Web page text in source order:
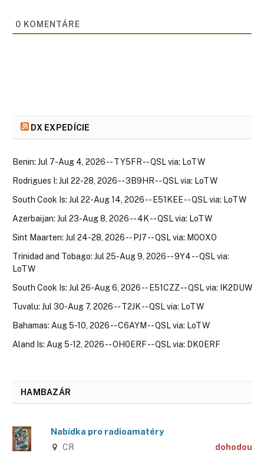
0 KOMENTÁRE
DX EXPEDÍCIE
Benin: Jul 7-Aug 4, 2026 -- TY5FR -- QSL via: LoTW
Rodrigues I: Jul 22-28, 2026 -- 3B9HR -- QSL via: LoTW
South Cook Is: Jul 22-Aug 14, 2026 -- E51KEE -- QSL via: LoTW
Azerbaijan: Jul 23-Aug 8, 2026 -- 4K -- QSL via: LoTW
Sint Maarten: Jul 24-28, 2026 -- PJ7 -- QSL via: M0OXO
Trinidad and Tobago: Jul 25-Aug 9, 2026 -- 9Y4 -- QSL via:
LoTW
South Cook Is: Jul 26-Aug 6, 2026 -- E51CZZ -- QSL via: IK2DUW
Tuvalu: Jul 30-Aug 7, 2026 -- T2JK -- QSL via: LoTW
Bahamas: Aug 5-10, 2026 -- C6AYM -- QSL via: LoTW
Aland Is: Aug 5-12, 2026 -- OH0ERF -- QSL via: DK0ERF
HAMBAZÁR
Nabídka pro radioamatéry
CR dohodou